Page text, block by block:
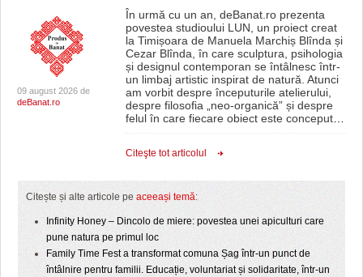
09 august 2026 de
deBanat.ro
În urmă cu un an, deBanat.ro prezenta
povestea studioului LUN, un proiect creat
la Timișoara de Manuela Marchiș Blînda și
Cezar Blînda, în care sculptura, psihologia
și designul contemporan se întâlnesc într-
un limbaj artistic inspirat de natură. Atunci
am vorbit despre începuturile atelierului,
despre filosofia „neo-organică” și despre
felul în care fiecare obiect este conceput…
Citeşte tot articolul
Citește și alte articole pe aceeași temă:
Infinity Honey – Dincolo de miere: povestea unei apiculturi care
pune natura pe primul loc
Family Time Fest a transformat comuna Șag într-un punct de
întâlnire pentru familii. Educație, voluntariat și solidaritate, într-un